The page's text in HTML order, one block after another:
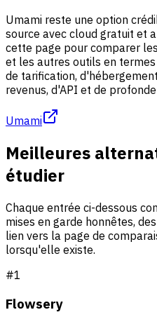
Umami reste une option
source avec cloud gratuit et
cette page pour comparer
et les autres outils en
de tarification,
revenus, d'API et de
Umami
Meilleures
étudier
Chaque entrée ci-dessous
mises en garde honnêtes,
lien vers la page de
lorsqu'elle existe.
#1
Flowsery